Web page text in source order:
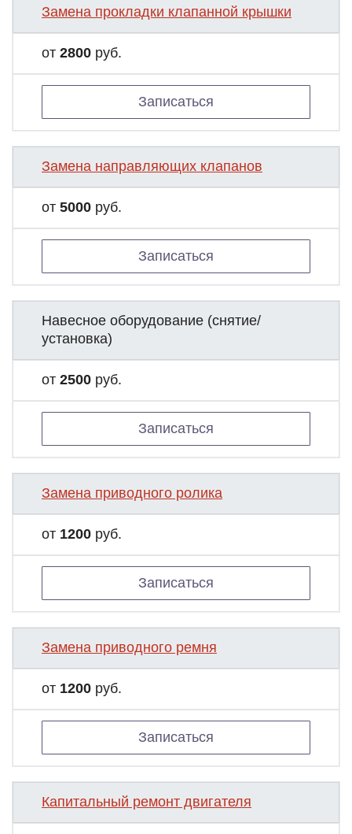
Замена прокладки клапанной крышки
от 2800 руб.
Записаться
Замена направляющих клапанов
от 5000 руб.
Записаться
Навесное оборудование (снятие/
установка)
от 2500 руб.
Записаться
Замена приводного ролика
от 1200 руб.
Записаться
Замена приводного ремня
от 1200 руб.
Записаться
Капитальный ремонт двигателя